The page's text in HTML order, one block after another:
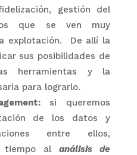
gestión del
que se ven muy
explotación. De allí la
sus posibilidades de
herramientas y la
para lograrlo.
si queremos
de los datos y
entre ellos,
tiempo alanálisis de